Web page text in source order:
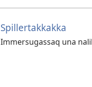
Spillertakkakka
Immersugassaq una